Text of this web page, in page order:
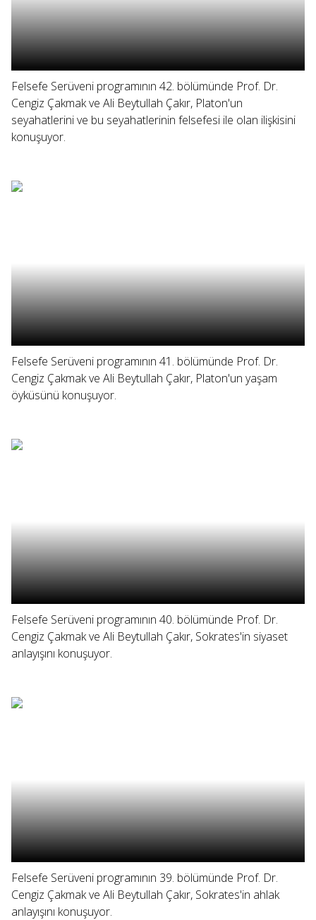
Felsefe Serüveni programının 42. bölümünde Prof. Dr.
Cengiz Çakmak ve Ali Beytullah Çakır, Platon'un
seyahatlerini ve bu seyahatlerinin felsefesi ile olan ilişkisini
konuşuyor.
Felsefe Serüveni programının 41. bölümünde Prof. Dr.
Cengiz Çakmak ve Ali Beytullah Çakır, Platon'un yaşam
öyküsünü konuşuyor.
Felsefe Serüveni programının 40. bölümünde Prof. Dr.
Cengiz Çakmak ve Ali Beytullah Çakır, Sokrates'in siyaset
anlayışını konuşuyor.
Felsefe Serüveni programının 39. bölümünde Prof. Dr.
Cengiz Çakmak ve Ali Beytullah Çakır, Sokrates'in ahlak
anlayışını konuşuyor.